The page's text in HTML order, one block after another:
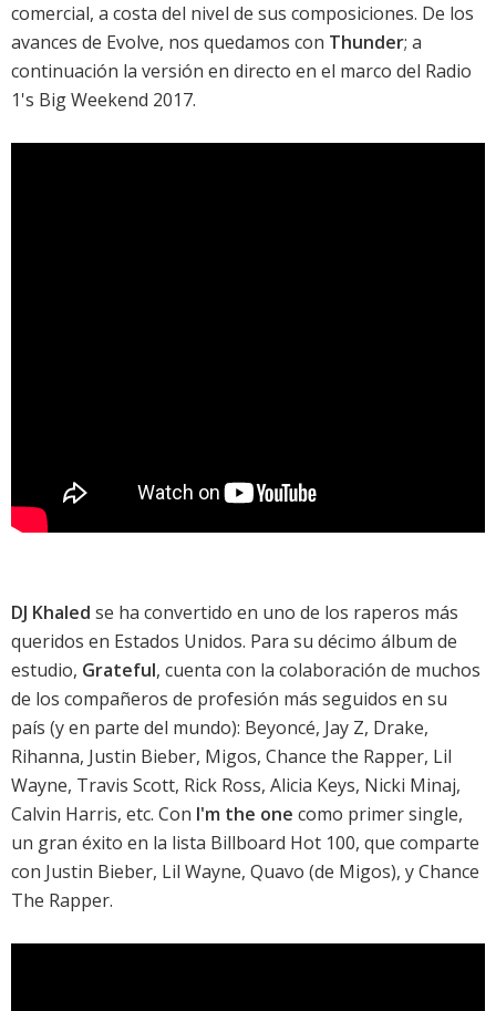
comercial, a costa del nivel de sus composiciones. De los
avances de Evolve, nos quedamos con Thunder; a
continuación la versión en directo en el marco del Radio
1's Big Weekend 2017.
DJ Khaled se ha convertido en uno de los raperos más
queridos en Estados Unidos. Para su décimo álbum de
estudio, Grateful, cuenta con la colaboración de muchos
de los compañeros de profesión más seguidos en su
país (y en parte del mundo): Beyoncé, Jay Z, Drake,
Rihanna, Justin Bieber, Migos, Chance the Rapper, Lil
Wayne, Travis Scott, Rick Ross, Alicia Keys, Nicki Minaj,
Calvin Harris, etc. Con I'm the one como primer single,
un gran éxito en la lista Billboard Hot 100, que comparte
con Justin Bieber, Lil Wayne, Quavo (de Migos), y Chance
The Rapper.